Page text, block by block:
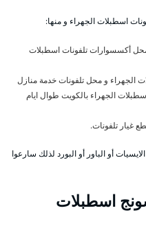
اسطبلات الجهراء و منها:
أكسسوارات تلفونات اسطبلات
الجهراء و محل تلفونات خدمة منازل
الجهراء بالكويت طوال ايام
غيار تلفونات.
أو الباور أو البورد لذلك سارعوا
اسطبلات